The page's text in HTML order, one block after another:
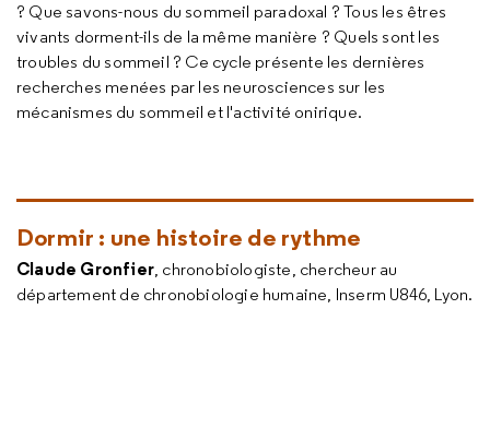
? Que savons-nous du sommeil paradoxal ? Tous les êtres
vivants dorment-ils de la même manière ? Quels sont les
troubles du sommeil ? Ce cycle présente les dernières
recherches menées par les neurosciences sur les
mécanismes du sommeil et l'activité onirique.
Dormir : une histoire de rythme
Claude Gronfier, chronobiologiste, chercheur au
département de chronobiologie humaine, Inserm U846, Lyon.